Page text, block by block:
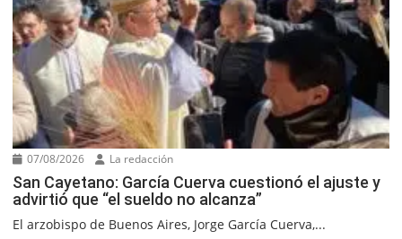
07/08/2026 La redacción
San Cayetano: García Cuerva cuestionó el ajuste y
advirtió que “el sueldo no alcanza”
El arzobispo de Buenos Aires, Jorge García Cuerva,...